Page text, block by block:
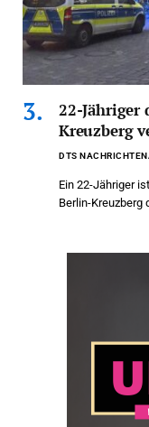
22-Jähriger
Kreuzberg
DTS
Ein 22-Jähriger
Berlin-Kreuzberg